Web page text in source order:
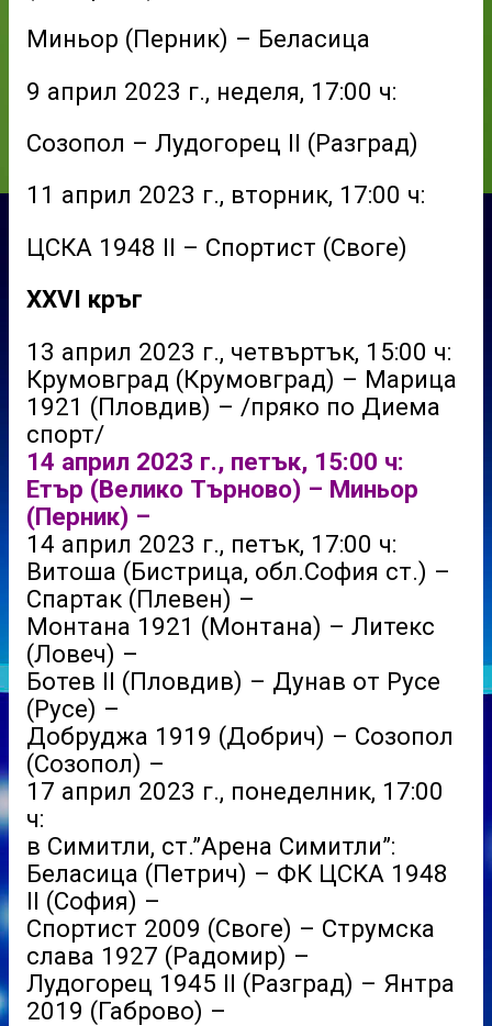
Миньор (Перник) – Беласица
9 април 2023 г., неделя, 17:00 ч:
Созопол – Лудогорец II (Разград)
11 април 2023 г., вторник, 17:00 ч:
ЦСКА 1948 II – Спортист (Своге)
XXVI кръг
13 април 2023 г., четвъртък, 15:00 ч:
Крумовград (Крумовград) – Марица
1921 (Пловдив) – /пряко по Диема
спорт/
14 април 2023 г., петък, 15:00 ч:
Етър (Велико Търново) – Миньор
(Перник) –
14 април 2023 г., петък, 17:00 ч:
Витоша (Бистрица, обл.София ст.) –
Спартак (Плевен) –
Монтана 1921 (Монтана) – Литекс
(Ловеч) –
Ботев II (Пловдив) – Дунав от Русе
(Русе) –
Добруджа 1919 (Добрич) – Созопол
(Созопол) –
17 април 2023 г., понеделник, 17:00
ч:
в Симитли, ст.”Арена Симитли”:
Беласица (Петрич) – ФК ЦСКА 1948
II (София) –
Спортист 2009 (Своге) – Струмска
слава 1927 (Радомир) –
Лудогорец 1945 II (Разград) – Янтра
2019 (Габрово) –